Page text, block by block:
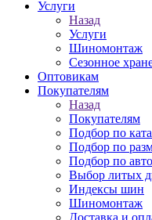
Услуги
Назад
Услуги
Шиномонтаж
Сезонное
Оптовикам
Покупателям
Назад
Покупателям
Подбор по
Подбор по
Подбор по авто
Выбор литых
Индексы шин
Шиномонтаж
Доставка и